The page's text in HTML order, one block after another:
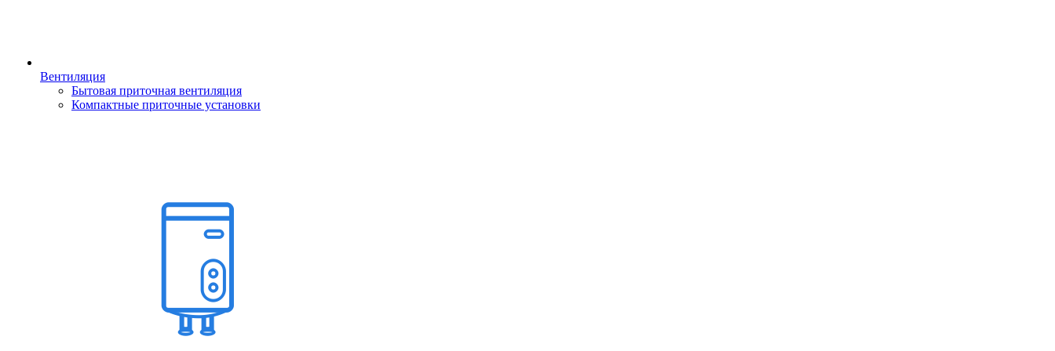
Вентиляция
Бытовая приточная вентиляция
Компактные приточные установки